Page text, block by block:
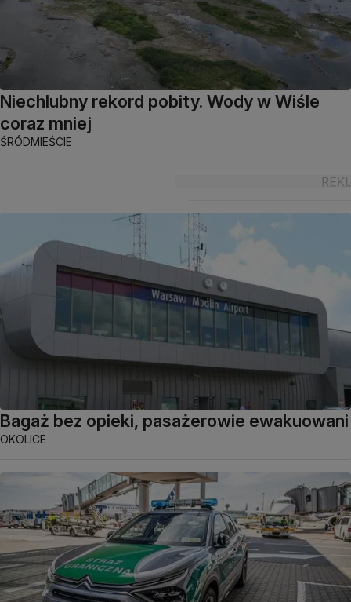
Niechlubny rekord pobity. Wody w Wiśle
coraz mniej
ŚRÓDMIEŚCIE
Bagaż bez opieki, pasażerowie ewakuowani
OKOLICE